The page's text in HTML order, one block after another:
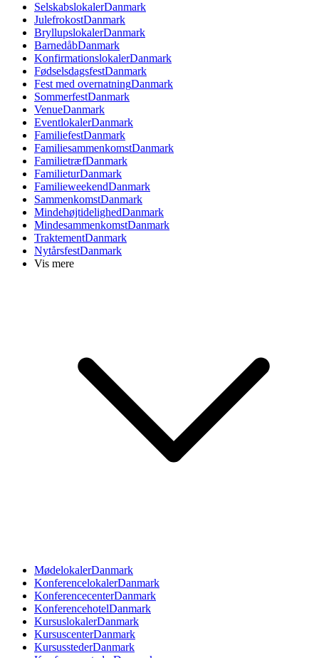
SelskabslokalerDanmark
JulefrokostDanmark
BryllupslokalerDanmark
BarnedåbDanmark
KonfirmationslokalerDanmark
FødselsdagsfestDanmark
Fest med overnatningDanmark
SommerfestDanmark
VenueDanmark
EventlokalerDanmark
FamiliefestDanmark
FamiliesammenkomstDanmark
FamilietræfDanmark
FamilieturDanmark
FamilieweekendDanmark
SammenkomstDanmark
MindehøjtidelighedDanmark
MindesammenkomstDanmark
TraktementDanmark
NytårsfestDanmark
Vis mere
MødelokalerDanmark
KonferencelokalerDanmark
KonferencecenterDanmark
KonferencehotelDanmark
KursuslokalerDanmark
KursuscenterDanmark
KursusstederDanmark